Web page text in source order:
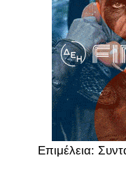
Επιμέλεια: